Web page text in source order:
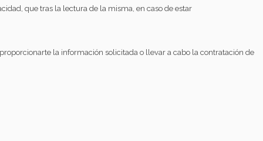
que tras la lectura de la misma, en caso de estar
la información solicitada o llevar a cabo la contratación de